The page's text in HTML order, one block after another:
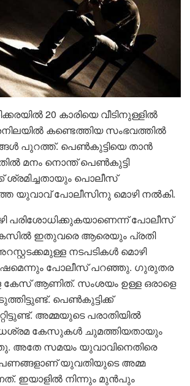
20 കാരിയെ വീടിനുള്ളിൽ
കണ്ടെത്തിയ സംഭവത്തിൽ
പുറത്ത്. പെൺകുട്ടിയെ താൻ
മനം നൊന്ത് പെൺകുട്ടി
പൊലീസ്
യുവാവ് പോലീസിനു മൊഴി നൽകി.
പരിശോധിക്കുകയാണെന്ന് പോലീസ്
ഇതുവരെ ആരെയും പ്രതി
നടപടികൾ മൊഴി
പോലീസ് പറഞ്ഞു. ഗുരുതര
ആണിത്. സംശയം ഉള്ള ഒരാളെ
പെൺകുട്ടിക്ക്
അമ്മയുടെ പരാതിയിൽ
കേസുകൾ ചുമത്തിയതായും
അതേ സമയം യുവാവിനെതിരെ
യുവതിയുടെ അമ്മ
ഇയാളിൽ നിന്നും മുൻപും